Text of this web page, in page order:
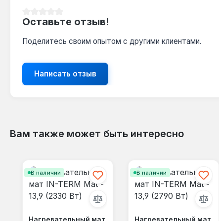
Оставьте отзыв!
Поделитесь своим опытом с другими клиентами.
Написать отзыв
Вам также может быть интересно
В наличии В наличии